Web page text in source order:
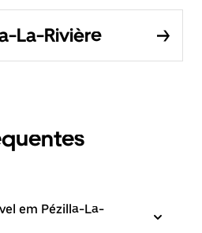
La-Rivière
em Pézilla-La-